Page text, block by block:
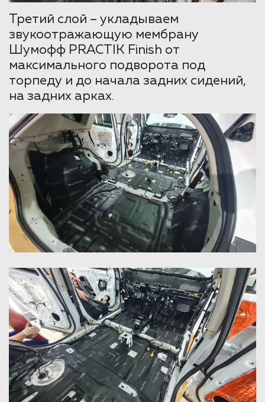
Третий слой – укладываем
звукоотражающую мембрану
Шумофф PRACTIK Finish от
максимального подворота под
торпеду и до начала задних сидений,
на задних арках.